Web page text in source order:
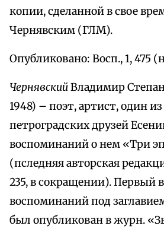
копии, сделанной в свое
Чернявским (ГЛМ).
Опубликовано: Восп., 1, 475
ЧернявскийВладимир
1948) – поэт, артист, один
петроградских друзей
воспоминаний о нем «Три
(пследняя авторская
235, в сокращении). Первый
воспоминаний под
был опубликован в журн.